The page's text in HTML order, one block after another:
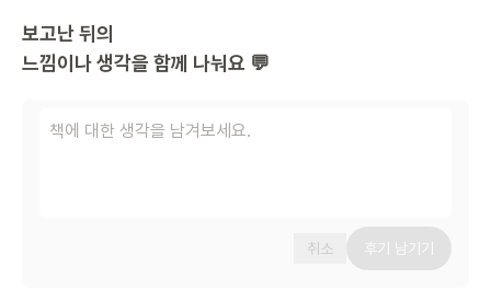
보고난 뒤의
느낌이나 생각을 함께 나눠요 💬
취소 후기 남기기